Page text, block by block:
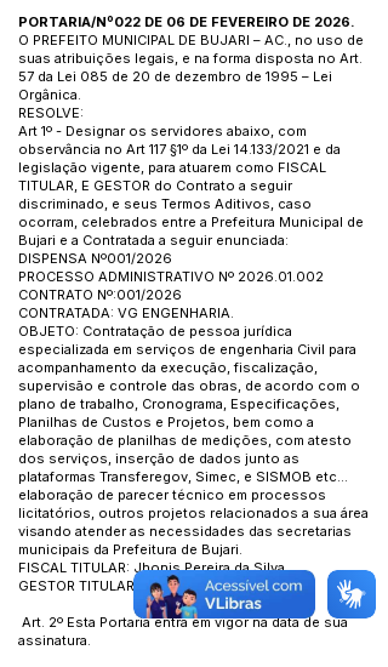
PORTARIA/Nº022 DE 06 DE FEVEREIRO DE 2026.
O PREFEITO MUNICIPAL DE BUJARI – AC., no uso de
suas atribuições legais, e na forma disposta no Art.
57 da Lei 085 de 20 de dezembro de 1995 – Lei
Orgânica.
RESOLVE:
Art 1º - Designar os servidores abaixo, com
observância no Art 117 §1º da Lei 14.133/2021 e da
legislação vigente, para atuarem como FISCAL
TITULAR, E GESTOR do Contrato a seguir
discriminado, e seus Termos Aditivos, caso
ocorram, celebrados entre a Prefeitura Municipal de
Bujari e a Contratada a seguir enunciada:
DISPENSA Nº001/2026
PROCESSO ADMINISTRATIVO Nº 2026.01.002
CONTRATO Nº:001/2026
CONTRATADA: VG ENGENHARIA.
OBJETO: Contratação de pessoa jurídica
especializada em serviços de engenharia Civil para
acompanhamento da execução, fiscalização,
supervisão e controle das obras, de acordo com o
plano de trabalho, Cronograma, Especificações,
Planilhas de Custos e Projetos, bem como a
elaboração de planilhas de medições, com atesto
dos serviços, inserção de dados junto as
plataformas Transferegov, Simec, e SISMOB etc...
elaboração de parecer técnico em processos
licitatórios, outros projetos relacionados a sua área
visando atender as necessidades das secretarias
municipais da Prefeitura de Bujari.
FISCAL TITULAR: Jhonis Pereira da Silva.
GESTOR TITULAR: Emili do Vale Leal.
Art. 2º Esta Portaria entra em vigor na data de sua
assinatura.